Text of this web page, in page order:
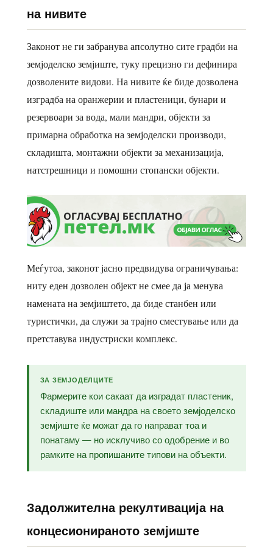
на нивите
Законот не ги забранува апсолутно сите градби на
земјоделско земјиште, туку прецизно ги дефинира
дозволените видови. На нивите ќе биде дозволена
изградба на оранжерии и пластеници, бунари и
резервоари за вода, мали мандри, објекти за
примарна обработка на земјоделски производи,
складишта, монтажни објекти за механизација,
натстрешници и помошни стопански објекти.
Меѓутоа, законот јасно предвидува ограничувања:
ниту еден дозволен објект не смее да ја менува
намената на земјиштето, да биде станбен или
туристички, да служи за трајно сместување или да
претставува индустриски комплекс.
ЗА ЗЕМЈОДЕЛЦИТЕ
Фармерите кои сакаат да изградат пластеник,
складиште или мандра на своето земјоделско
земјиште ќе можат да го направат тоа и
понатаму — но исклучиво со одобрение и во
рамките на пропишаните типови на объекти.
Задолжителна рекултивација на
концесионираното земјиште